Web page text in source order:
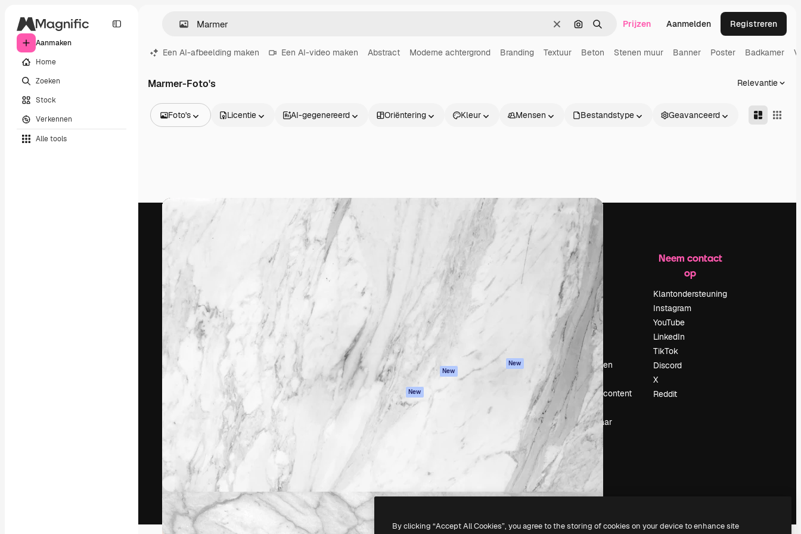
Aanmaken
Home
Zoeken
Stock
Verkennen
Alle tools
WissenZoeken op afbeelding
ZoekenPrijzen Aanmelden Registreren
Een AI-afbeelding maken Een AI-video maken Abstract Moderne achtergrond Branding Textuur Beton Stenen muur Banner Poster Badkamer
Marmer-Foto's Relevantie
Foto's
Video's
Filmmateriaal
Dynamische afbeeldingen
Videosjablonen
3D-modellen
Lettertypen
Licentie AI-gegenereerd Oriëntering Kleur Mensen Bestandstype Geavanceerd
Het creatieve platform om je beste werk te
creëren. Meer dan 1 miljoen abonnees
onder creatievelingen, ondernemingen,
bureaus en studio's.
Nederlands
Producten
Spaces
AI-assistent
AI Image Generator
AI Video Generator
AI Voice Generator
Stockcontent
MCP voor
Claude/ChatGPT
New
Agenten New
API
Mobiele app
Aan de slag
Academy
Documentatie
Ondersteuning
voorwaarden
Privacybeleid
Originelen
New
Cookiebeleid
Vertrouwenscentrum
Partners
Bedrijf
Prijzen
Over ons
Reviews
Vacatures
Zoektrends
Blog
Evenementen
Slidesgo
Verkoop je content
Perszaal
Op zoek naar
magnific.ai
Neem contact
op
Klantondersteuning
Instagram
YouTube
LinkedIn
TikTok
Discord
X
Reddit
Copyright © 2010- 2026 Freepik Company S.L.U. Alle rechten voorbehouden
By clicking “Accept All Cookies”, you agree to the storing of cookies on your device to enhance site